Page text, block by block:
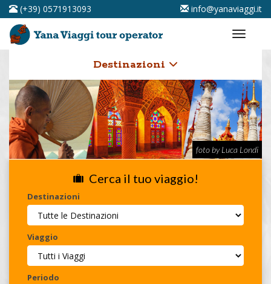
(+39) 0571913093 info@yanaviaggi.it
Destinazioni
foto by Luca Londi
Cerca il tuo viaggio!
Destinazioni
Viaggio
Periodo